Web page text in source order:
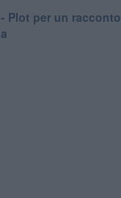
Plot per un racconto